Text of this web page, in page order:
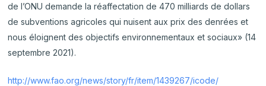
de l’ONU demande la réaffectation de 470 milliards de dollars
de subventions agricoles qui nuisent aux prix des denrées et
nous éloignent des objectifs environnementaux et sociaux» (14
septembre 2021).
http://www.fao.org/news/story/fr/item/1439267/icode/